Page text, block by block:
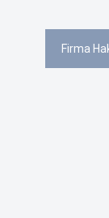
Firma